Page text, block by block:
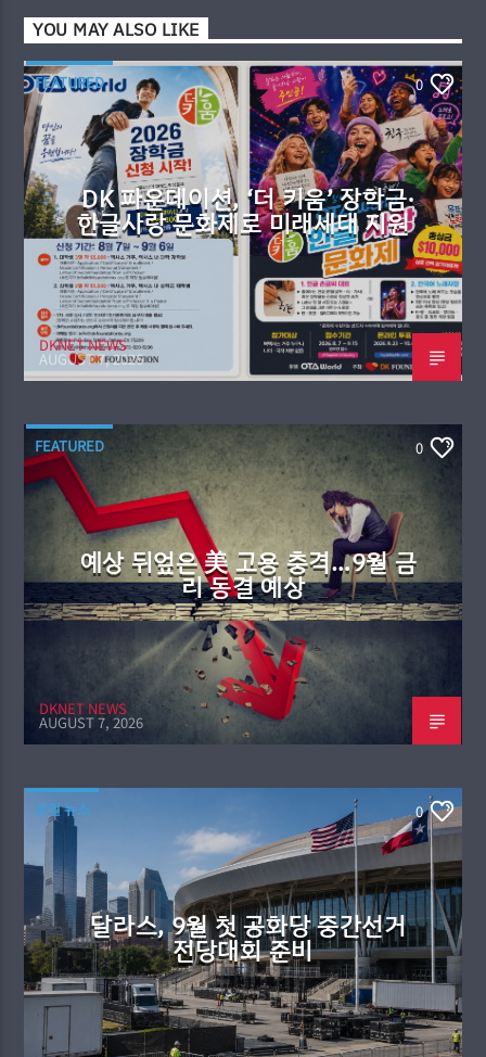
YOU MAY ALSO LIKE
FEATURED 0
DK 파운데이션, ‘더 키움’ 장학금·
한글사랑 문화제로 미래세대 지원
DKNET NEWS
AUGUST 7, 2026
FEATURED 0
예상 뒤엎은 美 고용 충격…9월 금
리 동결 예상
DKNET NEWS
AUGUST 7, 2026
로컬 뉴스 0
달라스, 9월 첫 공화당 중간선거
전당대회 준비